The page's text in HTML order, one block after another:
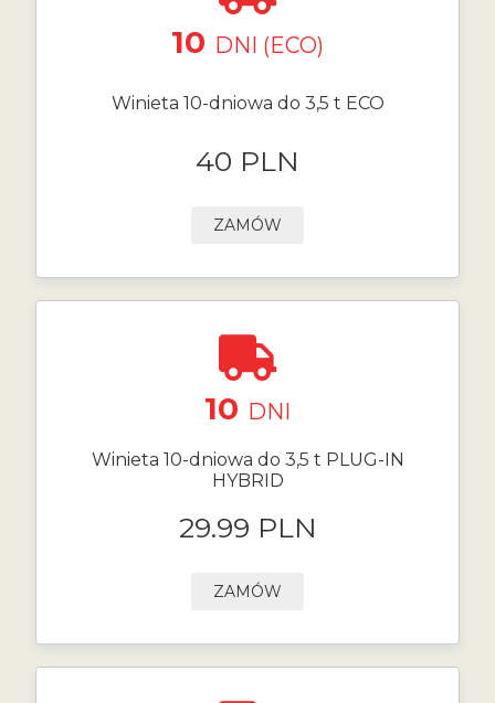
10 DNI (ECO)
Winieta 10-dniowa do 3,5 t ECO
40 PLN
ZAMÓW
10 DNI
Winieta 10-dniowa do 3,5 t PLUG-IN
HYBRID
29.99 PLN
ZAMÓW